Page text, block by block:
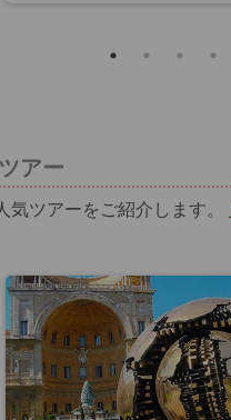
アー
気ツアーをご紹介します。